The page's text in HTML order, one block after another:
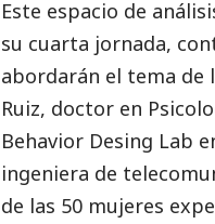
Este espacio de
su cuarta jornada,
abordarán el tema de
Ruiz, doctor en
Behavior Desing Lab
ingeniera de
de las 50 mujeres